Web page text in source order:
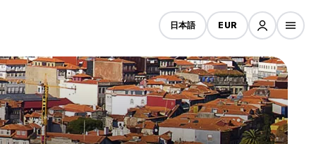
日本語 EUR